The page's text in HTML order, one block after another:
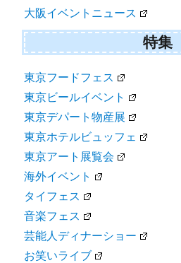
大阪イベントニュース
特集
東京フードフェス
東京ビールイベント
東京デパート物産展
東京ホテルビュッフェ
東京アート展覧会
海外イベント
タイフェス
音楽フェス
芸能人ディナーショー
お笑いライブ